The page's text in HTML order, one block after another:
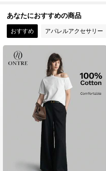
4.91 6.6M フォロワー
4.91
4.91 6.6M フォロワー
4.91
あなたにおすすめの商品
おすすめ アパレルアクセサリー